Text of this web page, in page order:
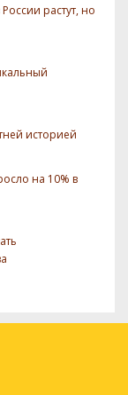
растут, но
историей
на 10% в